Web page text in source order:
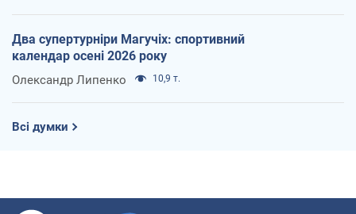
Два супертурніри Магучіх: спортивний
календар осені 2026 року
Олександр Липенко 10,9 т.
Всі думки